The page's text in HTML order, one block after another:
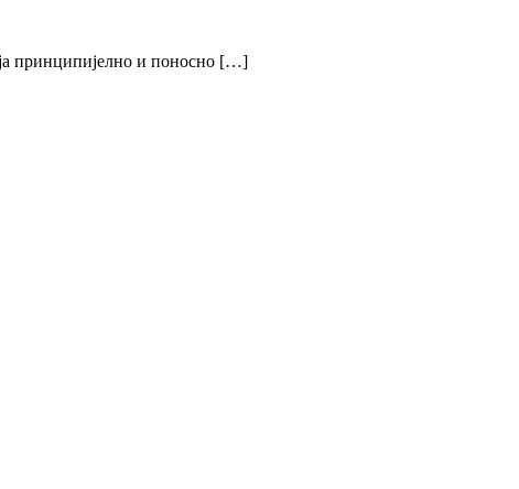
принципијелно и поносно […]